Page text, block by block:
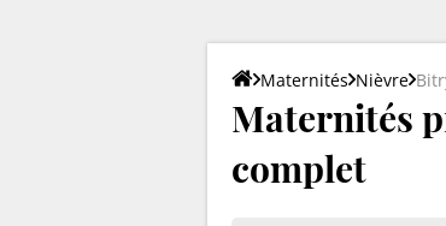
Maternités Nièvre
Maternités
complet